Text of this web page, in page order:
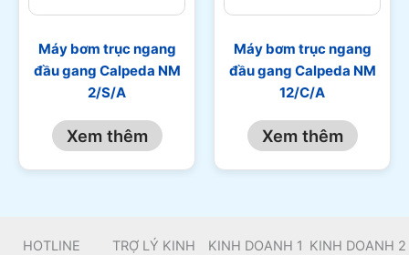
Máy bơm trục ngang
đầu gang Calpeda NM
2/S/A
Xem thêm
Máy bơm trục ngang
đầu gang Calpeda NM
12/C/A
Xem thêm
HOTLINE
TRỢ LÝ KINH
KINH DOANH 1 KINH DOANH 2